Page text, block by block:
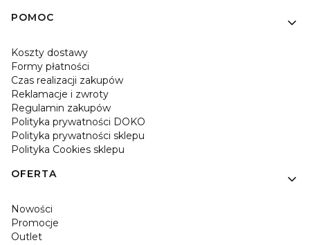
POMOC
Koszty dostawy
Formy płatności
Czas realizacji zakupów
Reklamacje i zwroty
Regulamin zakupów
Polityka prywatności DOKO
Polityka prywatności sklepu
Polityka Cookies sklepu
OFERTA
Nowości
Promocje
Outlet